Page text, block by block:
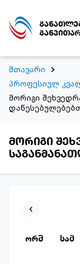
მთავარი
პროფესიულ
მორიგი
მორიგი
ორშ სამ